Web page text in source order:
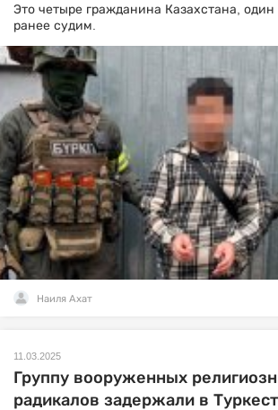
Это четыре гражданина Казахстана,
ранее судим.
Наиля Ахат
11.03.2025
Группу вооруженных
радикалов задержали в